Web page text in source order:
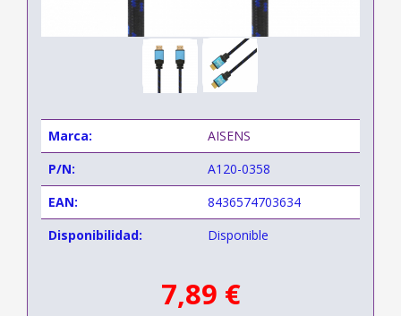
Marca:
AISENS
P/N:
A120-0358
EAN:
8436574703634
Disponibilidad:
Disponible
7,89 €